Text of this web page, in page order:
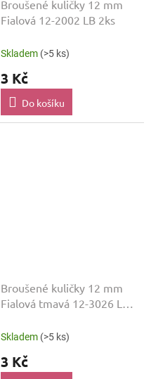
Broušené kuličky 12 mm
Fialová 12-2002 LB 2ks
Skladem (>5 ks)
3 Kč
Do košíku
Broušené kuličky 12 mm
Fialová tmavá 12-3026 LB
Skladem (>5 ks)
3 Kč